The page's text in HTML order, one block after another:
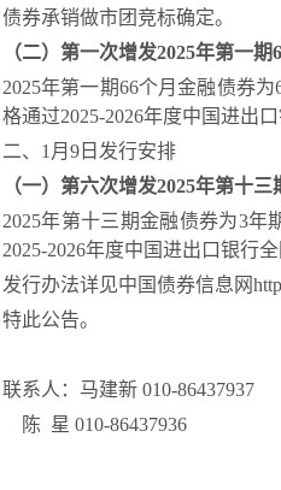
债券承销做市团竞标确定。
（二）第一次增发2025年第一期
2025年第一期66个月金融债券为
格通过2025-2026年度中国进出
二、 1 月 9 日发行安排
（一）第六次增发2025年第十三
2025年第十三期金融债券为3年
2025-2026年度中国进出口银行
发行办法详见中国债券信息网
特此公告。
联系人： 马建新 010-86437937
陈 星 010-86437936